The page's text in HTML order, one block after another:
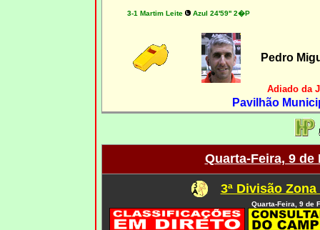
3-1 Martim Leite Azul 24'59'' 2�P
Pedro
Adiado da
Pavilhão
Quarta-Feira, 9 de
3ª Divisão
Quarta-Feira, 9 de